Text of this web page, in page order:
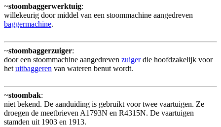
~stoombaggerwerktuig:
willekeurig door middel van een stoommachine aangedreven
baggermachine.
~stoombaggerzuiger:
door een stoommachine aangedreven zuigerdie hoofdzakelijk voor
hetuitbaggeren van wateren benut wordt.
~stoombak:
niet bekend. De aanduiding is gebruikt voor twee vaartuigen. Ze
droegen de meetbrieven A1793N en R4315N. De vaartuigen
stamden uit 1903 en 1913.